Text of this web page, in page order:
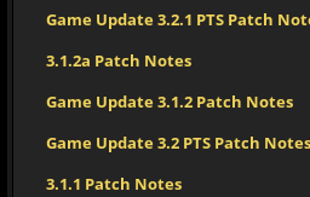
Game Update 3.2.1 PTS Patch
3.1.2a Patch Notes
Game Update 3.1.2 Patch Notes
Game Update 3.2 PTS Patch Notes
3.1.1 Patch Notes